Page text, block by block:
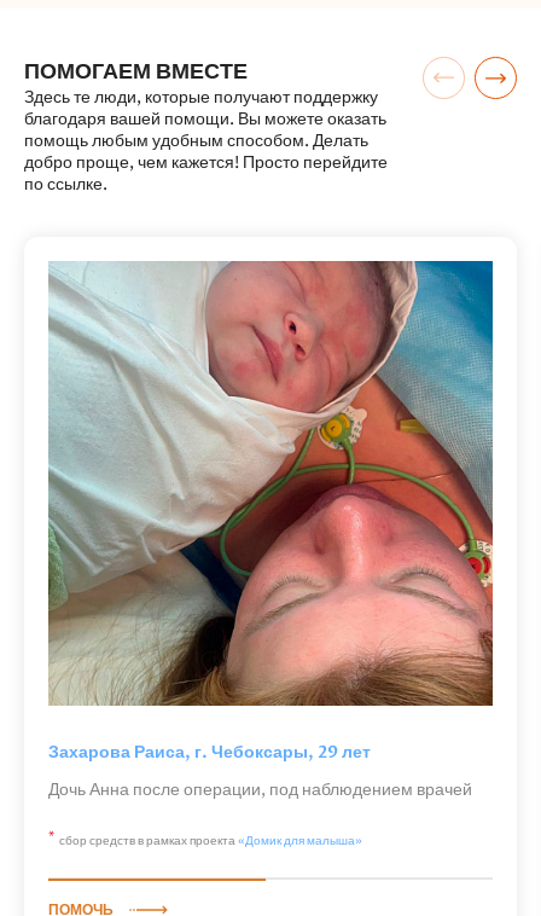
ПОМОГАЕМ ВМЕСТЕ
Здесь те люди, которые получают поддержку
благодаря вашей помощи. Вы можете оказать
помощь любым удобным способом. Делать
добро проще, чем кажется! Просто перейдите
по ссылке.
Захарова Раиса, г. Чебоксары, 29 лет
Дочь Анна после операции, под наблюдением врачей
* сбор средств в рамках проекта«Домик для малыша»
ПОМОЧЬ